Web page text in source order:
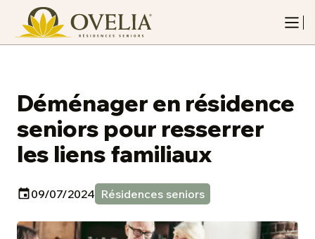
Déménager en résidence
seniors pour resserrer
les liens familiaux
09/07/2024 Résidences seniors